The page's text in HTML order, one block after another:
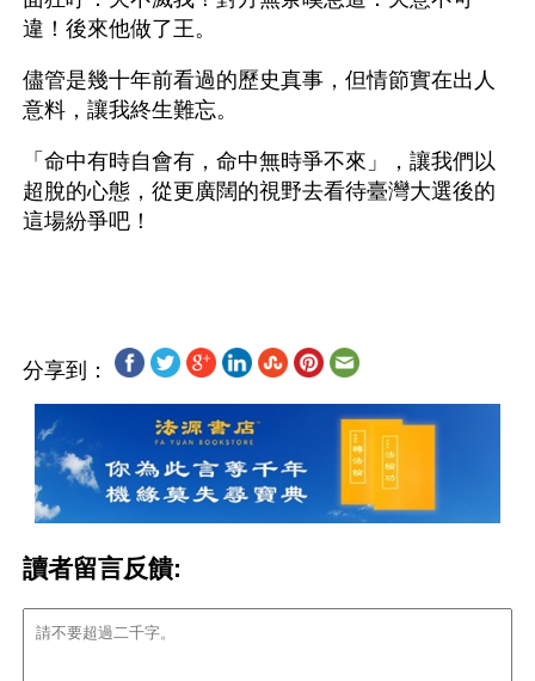
違！後來他做了王。
儘管是幾十年前看過的歷史真事，但情節實在出人
意料，讓我終生難忘。
「命中有時自會有，命中無時爭不來」，讓我們以
超脫的心態，從更廣闊的視野去看待臺灣大選後的
這場紛爭吧！
分享到：
讀者留言反饋: